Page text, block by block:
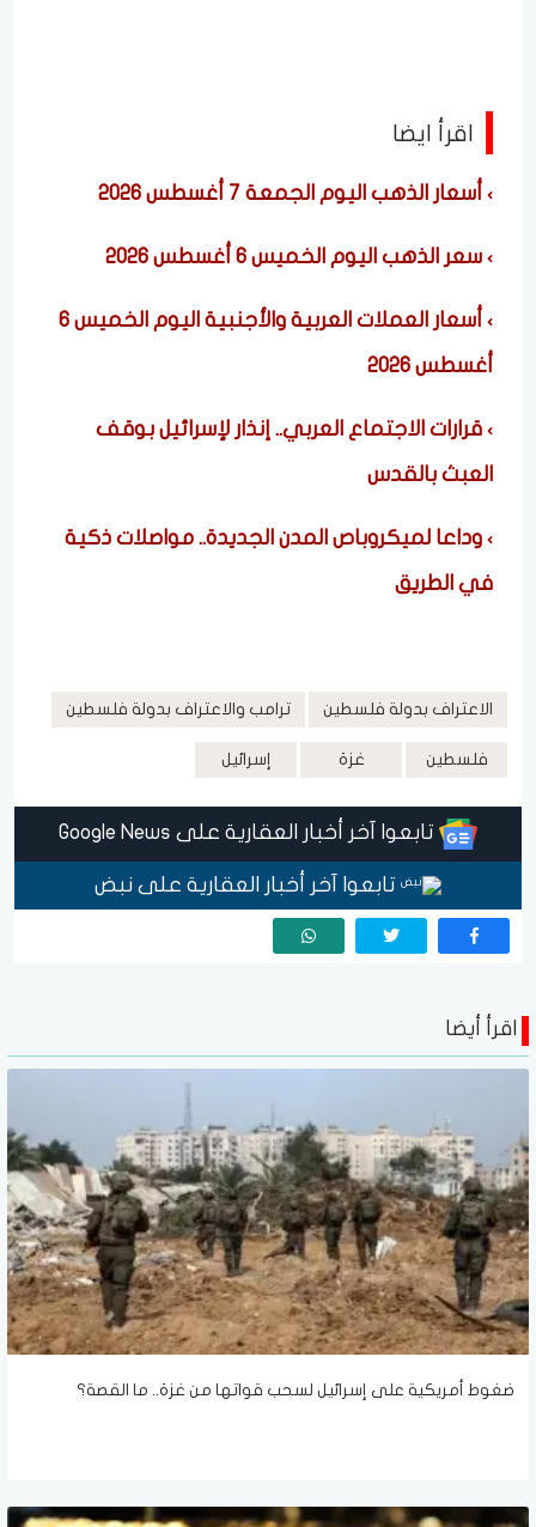
اقرأ ايضا
أسعار الذهب اليوم الجمعة 7 أغسطس 2026
سعر الذهب اليوم الخميس 6 أغسطس 2026
أسعار العملات العربية والأجنبية اليوم الخميس 6
أغسطس 2026
قرارات الاجتماع العربي.. إنذار لإسرائيل بوقف
العبث بالقدس
وداعا لميكروباص المدن الجديدة.. مواصلات ذكية
في الطريق
الاعتراف بدولة فلسطين ترامب والاعتراف بدولة فلسطين
فلسطين غزة إسرائيل
تابعوا آخر أخبار العقارية على Google News
تابعوا آخر أخبار العقارية على نبض
اقرأ أيضا
ضغوط أمريكية على إسرائيل لسحب قواتها من غزة.. ما القصة؟